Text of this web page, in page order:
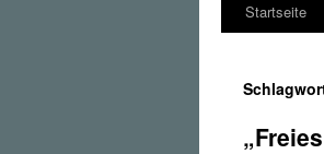
Startseite